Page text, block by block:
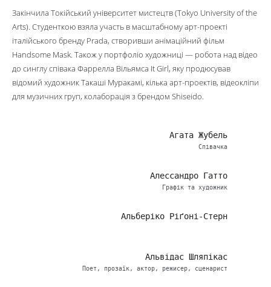
Закінчила Токійський університет мистецтв (Tokyo University of the
Arts). Студенткою взяла участь в масштабному арт-проекті
італійського бренду Prada, створивши анімаційний фільм
Handsome Mask. Також у портфоліо художниці — робота над відео
до синглу співака Фаррелла Вільямса It Girl, яку продюсував
відомий художник Такаші Муракамі, кілька арт-проектів, відеокліпи
для музичних груп, колаборація з брендом Shiseido.
Агата Жубель
Співачка
Алессандро Гатто
Графік та художник
Альберіко Ріґоні-Стерн
Альвідас Шляпікас
Поет, прозаїк, актор, режисер, сценарист